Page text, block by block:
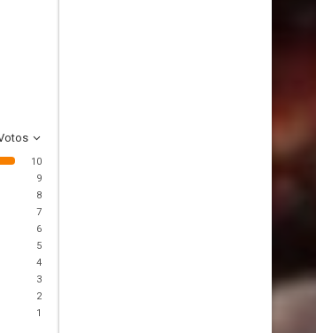
10
9
8
7
6
5
4
3
2
1